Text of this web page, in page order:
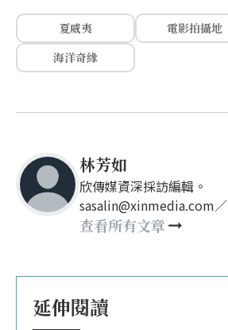
夏威夷
電影拍攝地
海洋奇緣
林芳如
欣傳媒資深採訪編輯。
sasalin@xinmedia.com／
happy21917@gmail.com
查看所有文章
延伸閱讀